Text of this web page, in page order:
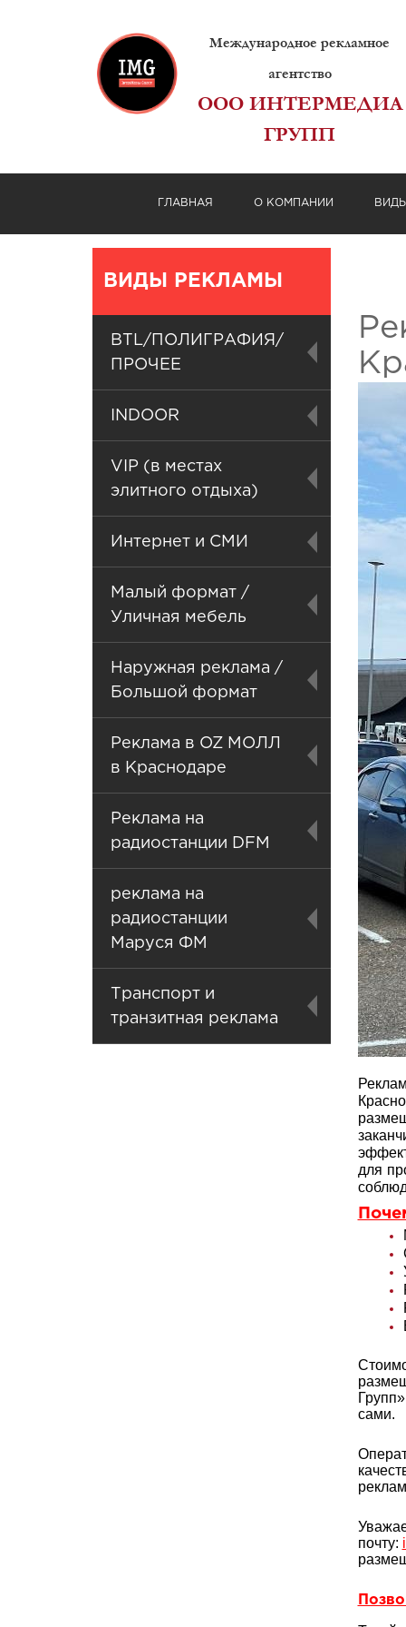
Международное рекламное
агентство
ООО ИНТЕРМЕДИА
ГРУПП
ГЛАВНАЯ О КОМПАНИИ
ВИДЫ РЕКЛАМЫ
BTL/ПОЛИГРАФИЯ/
ПРОЧЕЕ
INDOOR
VIP (в местах
элитного отдыха)
Интернет и СМИ
Малый формат /
Уличная мебель
Наружная реклама /
Большой формат
Реклама в OZ МОЛЛ
в Краснодаре
Реклама на
радиостанции DFM
реклама на
радиостанции
Маруся ФМ
Транспорт и
транзитная реклама
для
сами.
почту: